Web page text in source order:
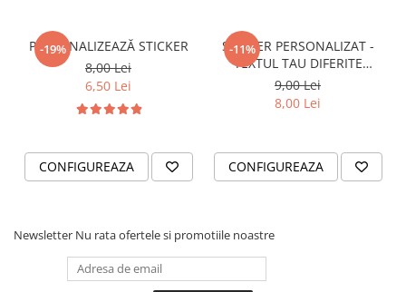
STICKERE PERSONALIZATE
PRODUSE PERSONALIZATE FIRME
CARTI DE VIZITA
ECHIPAMENT DE LUCRU
PLACUTE INFORMATIVE
BANNERE PERSONALIZATE
TRICOURI MĂRCI AUTO
TRICOURI AUDI
TRICOURI BMW
-19%
PERSONALIZEAZĂ STICKER
8,00 Lei
6,50 Lei
CONFIGUREAZA
-11%
STICKER PERSONALIZAT -
TEXTUL TAU DIFERITE
FONTURI
9,00 Lei
8,00 Lei
CONFIGUREAZA
Newsletter Nu rata ofertele si promotiile noastre